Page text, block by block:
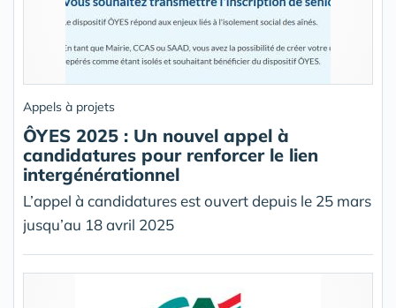
Appels à projets
ÔYES 2025 : Un nouvel appel à
candidatures pour renforcer le lien
intergénérationnel
L’appel à candidatures est ouvert depuis le 25 mars
jusqu’au 18 avril 2025